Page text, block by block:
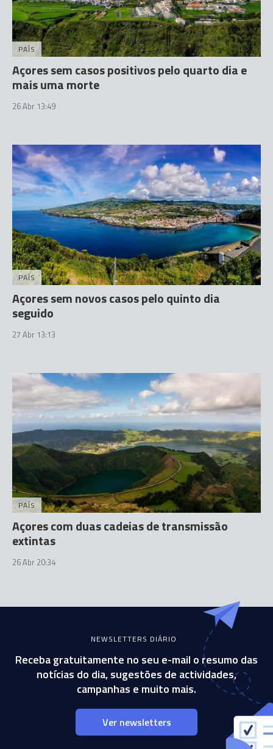
PAÍS
Açores sem casos positivos pelo quarto dia e
mais uma morte
26 Abr 13:49
PAÍS
Açores sem novos casos pelo quinto dia
seguido
27 Abr 13:13
PAÍS
Açores com duas cadeias de transmissão
extintas
26 Abr 20:34
NEWSLETTERS DIÁRIO
Receba gratuitamente no seu e-mail o resumo das
notícias do dia, sugestões de actividades,
campanhas e muito mais.
Ver newsletters